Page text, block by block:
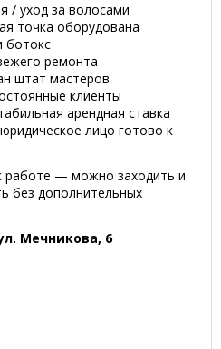
/ уход за волосами
точка оборудована
ботокс
ремонта
штат мастеров
клиенты
арендная ставка
лицо готово к
работе — можно заходить и
без дополнительных
Мечникова, 6